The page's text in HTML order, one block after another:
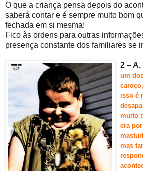
O que a criança pensa depois do
saberá contar e é sempre muito bom
fechada em si mesma!
Fico às ordens para outras
presença constante dos familiares se
2 – A.
um
isso é
muito
era
mas